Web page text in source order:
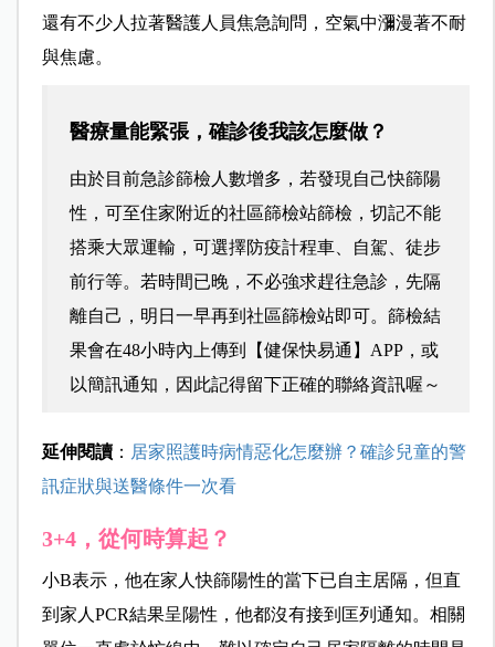
還有不少人拉著醫護人員焦急詢問，空氣中瀰漫著不耐
與焦慮。
醫療量能緊張，確診後我該怎麼做？
由於目前急診篩檢人數增多，若發現自己快篩陽
性，可至住家附近的社區篩檢站篩檢，切記不能
搭乘大眾運輸，可選擇防疫計程車、自駕、徒步
前行等。若時間已晚，不必強求趕往急診，先隔
離自己，明日一早再到社區篩檢站即可。篩檢結
果會在48小時內上傳到【健保快易通】APP，或
以簡訊通知，因此記得留下正確的聯絡資訊喔～
延伸閱讀： 居家照護時病情惡化怎麼辦？確診兒童的警
訊症狀與送醫條件一次看
3+4，從何時算起？
小B表示，他在家人快篩陽性的當下已自主居隔，但直
到家人PCR結果呈陽性，他都沒有接到匡列通知。相關